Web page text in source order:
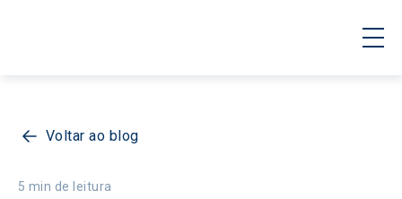
Voltar ao blog
5 min de leitura